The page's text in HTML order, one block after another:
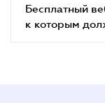
Бесплатный
к которым